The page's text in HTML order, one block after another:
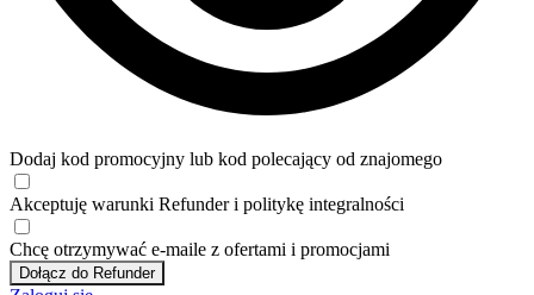
Dodaj kod promocyjny lub kod polecający od znajomego
Akceptuję warunki Refunder i politykę integralności
Chcę otrzymywać e-maile z ofertami i promocjami
Dołącz do Refunder